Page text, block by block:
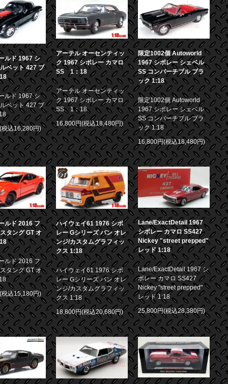
ルド 1967 シ
ベット 427 ブ
ルド 1967 シ
ベット 427 ブ
込16,280円)
アーテル オーセンティッ
ク 1967 シボレー カマロ
SS 1：18
アーテル オーセンティッ
ク 1967 シボレー カマロ
SS 1：18
16,800円(税込18,480円)
限定1002個 Autoworld
1967 シボレー シェベル
SS コンバーチブル ブラ
ック 1:18
限定1002個 Autoworld
1967 シボレー シェベル
SS コンバーチブル ブラ
ック 1:18
16,800円(税込18,480円)
ルド 2016 フ
タング GT オ
ルド 2016 フ
タング GT オ
込15,180円)
ハイウェイ61 1976 シボ
レー Gシリーズ バン オレ
ンジ/カスタムグラフィッ
クス 1:18
ハイウェイ61 1976 シボ
レー Gシリーズ バン オレ
ンジ/カスタムグラフィッ
クス 1:18
18,800円(税込20,680円)
Lane/ExactDetail 1967
シボレー カマロ SS427
Nickey "street prepped"
レッド 1:18
Lane/ExactDetail 1967 シ
ボレー カマロ SS427
Nickey "street prepped"
レッド 1:18
25,800円(税込28,380円)